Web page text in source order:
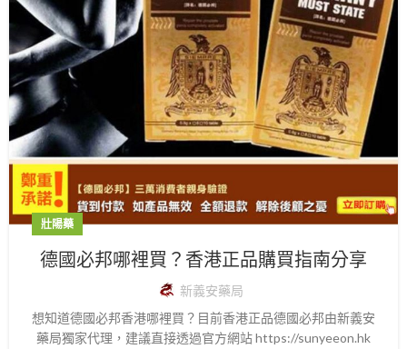
壯陽藥
德國必邦哪裡買？香港正品購買指南分享
新義安藥局
想知道德國必邦香港哪裡買？目前香港正品德國必邦由新義安
藥局獨家代理，建議直接透過官方網站 https://sunyeeon.hk